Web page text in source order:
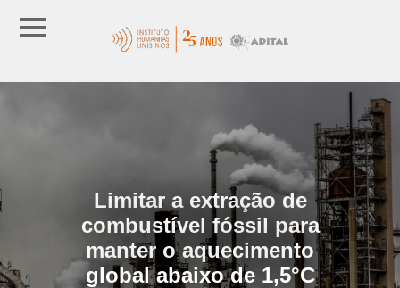
Limitar a extração de
combustível fóssil para
manter o aquecimento
global abaixo de 1,5°C